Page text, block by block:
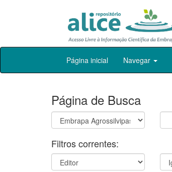
Skip
Página inicial Navegar
Página de Busca
Filtros correntes: